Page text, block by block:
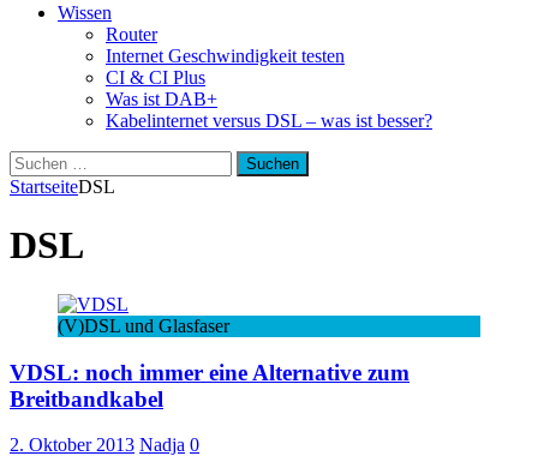
Wissen
Router
Internet Geschwindigkeit testen
CI & CI Plus
Was ist DAB+
Kabelinternet versus DSL – was ist besser?
Suchen
nach:
StartseiteDSL
DSL
(V)DSL und Glasfaser
VDSL: noch immer eine Alternative zum
Breitbandkabel
2. Oktober 2013 Nadja 0